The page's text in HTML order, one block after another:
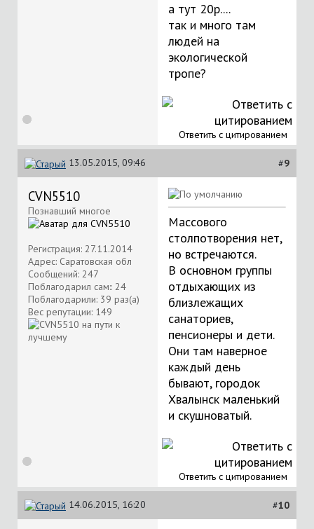
а тут 20р....
так и много там
людей на
экологической
тропе?
Ответить с цитированием
13.05.2015, 09:46 #9
CVN5510
Познавший многое
Регистрация: 27.11.2014
Адрес: Саратовская обл
Сообщений: 247
Поблагодарил сам:: 24
Поблагодарили: 39 раз(а)
Вес репутации: 149
Массового
столпотворения нет,
но встречаются.
В основном группы
отдыхающих из
близлежащих
санаториев,
пенсионеры и дети.
Они там наверное
каждый день
бывают, городок
Хвалынск маленький
и скушноватый.
Ответить с цитированием
14.06.2015, 16:20 #10